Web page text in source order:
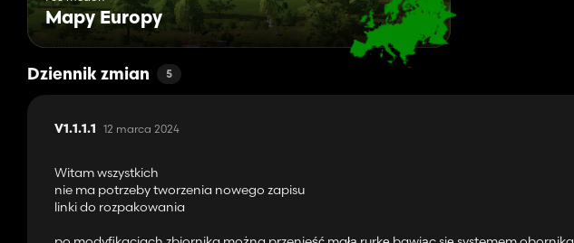
Mapy Europy
Dziennik zmian 5
V1.1.1.1 12 marca 2024
Witam wszystkich
nie ma potrzeby tworzenia nowego zapisu
linki do rozpakowania